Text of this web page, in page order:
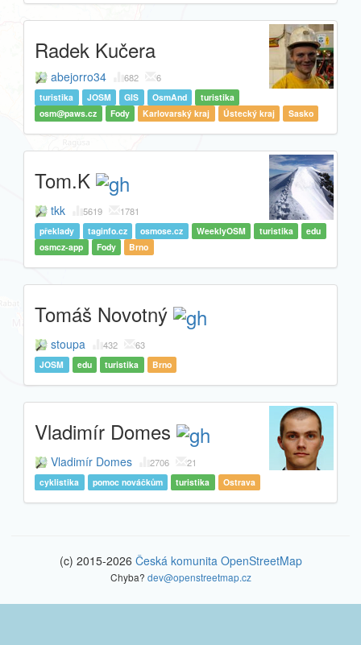
Radek Kučera
abejorro34 682 6
turistika JOSM GIS OsmAnd
turistika
osm@paws.cz
Fody Karlovarský kraj Ústecký kraj Sasko
Tom.K
tkk 5619 1781
překlady taginfo.cz osmose.cz WeeklyOSM turistika
edu
osmcz-app
Fody Brno
Tomáš Novotný
stoupa 432 63
JOSM edu turistika Brno
Vladimír Domes
Vladimír Domes 2706 21
cyklistika pomoc nováčkům turistika Ostrava
(c) 2015-2026 Česká komunita OpenStreetMap
Chyba? dev@openstreetmap.cz